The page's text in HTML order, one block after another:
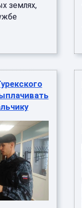
землях,